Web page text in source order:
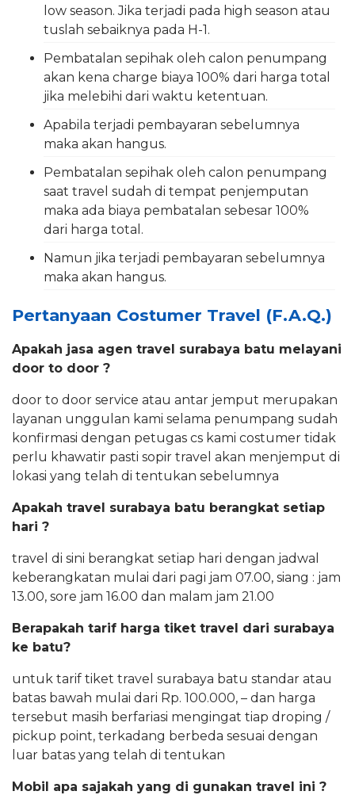
low season. Jika terjadi pada high season atau
tuslah sebaiknya pada H-1.
Pembatalan sepihak oleh calon penumpang
akan kena charge biaya 100% dari harga total
jika melebihi dari waktu ketentuan.
Apabila terjadi pembayaran sebelumnya
maka akan hangus.
Pembatalan sepihak oleh calon penumpang
saat travel sudah di tempat penjemputan
maka ada biaya pembatalan sebesar 100%
dari harga total.
Namun jika terjadi pembayaran sebelumnya
maka akan hangus.
Pertanyaan Costumer Travel (F.A.Q.)
Apakah jasa agen travel surabaya batu melayani
door to door ?
door to door service atau antar jemput merupakan
layanan unggulan kami selama penumpang sudah
konfirmasi dengan petugas cs kami costumer tidak
perlu khawatir pasti sopir travel akan menjemput di
lokasi yang telah di tentukan sebelumnya
Apakah travel surabaya batu berangkat setiap
hari ?
travel di sini berangkat setiap hari dengan jadwal
keberangkatan mulai dari pagi jam 07.00, siang : jam
13.00, sore jam 16.00 dan malam jam 21.00
Berapakah tarif harga tiket travel dari surabaya
ke batu?
untuk tarif tiket travel surabaya batu standar atau
batas bawah mulai dari Rp. 100.000, – dan harga
tersebut masih berfariasi mengingat tiap droping /
pickup point, terkadang berbeda sesuai dengan
luar batas yang telah di tentukan
Mobil apa sajakah yang di gunakan travel ini ?